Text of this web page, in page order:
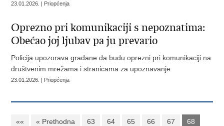
23.01.2026. | Priopćenja
Oprezno pri komunikaciji s nepoznatima:
Obećao joj ljubav pa ju prevario
Policija upozorava građane da budu oprezni pri komunikaciji na
društvenim mrežama i stranicama za upoznavanje
23.01.2026. | Priopćenja
«« « Prethodna 63 64 65 66 67
68